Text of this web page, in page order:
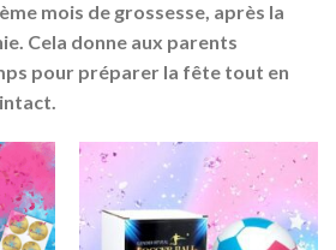
mois de grossesse, après la
Cela donne aux parents
pour préparer la fête tout en